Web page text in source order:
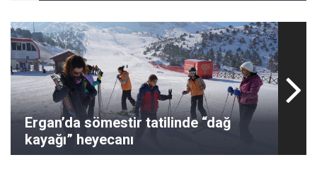
Ergan’da sömestir tatilinde “dağ
kayağı” heyecanı